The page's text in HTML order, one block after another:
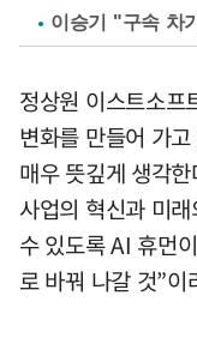
이승기 "구속 차
정상원 이스트소프
변화를 만들어 가
매우 뜻깊게 생각
사업의 혁신과 미
수 있도록 AI 휴먼
로 바꿔 나갈 것”이